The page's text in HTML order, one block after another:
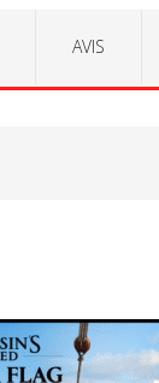
AVIS